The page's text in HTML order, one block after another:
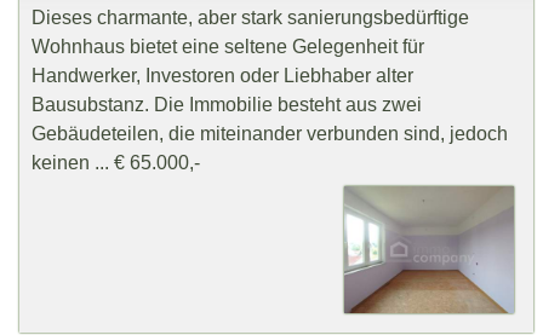
Dieses charmante, aber stark sanierungsbedürftige
Wohnhaus bietet eine seltene Gelegenheit für
Handwerker, Investoren oder Liebhaber alter
Bausubstanz. Die Immobilie besteht aus zwei
Gebäudeteilen, die miteinander verbunden sind, jedoch
keinen ... € 65.000,-